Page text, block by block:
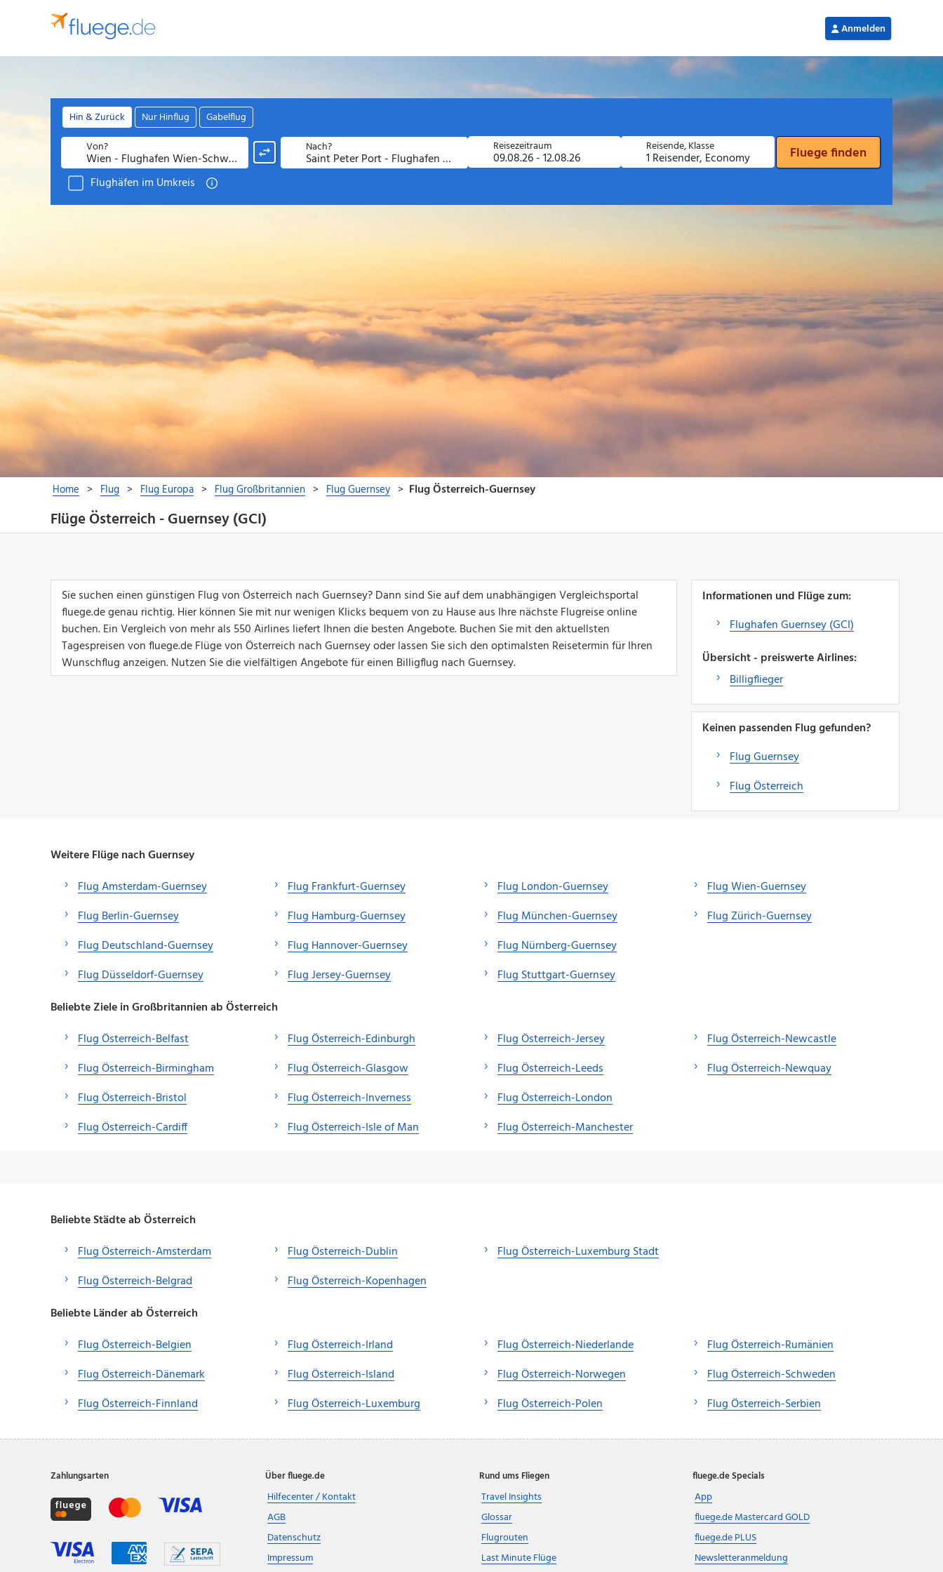
Flüge Österreich - Guernsey (GCI)
Sie suchen einen günstigen Flug von Österreich nach Guernsey? Dann sind Sie auf dem unabhängigen Vergleichsportal
fluege.de genau richtig. Hier können Sie mit nur wenigen Klicks bequem von zu Hause aus Ihre nächste Flugreise online
buchen. Ein Vergleich von mehr als 550 Airlines liefert Ihnen die besten Angebote. Buchen Sie mit den aktuellsten
Tagespreisen von fluege.de Flüge von Österreich nach Guernsey oder lassen Sie sich den optimalsten Reisetermin für Ihren
Wunschflug anzeigen. Nutzen Sie die vielfältigen Angebote für einen Billigflug nach Guernsey.
Informationen und Flüge zum:
Flughafen Guernsey (GCI)
Übersicht - preiswerte Airlines:
Billigflieger
Keinen passenden Flug gefunden?
Flug Guernsey
Flug Österreich
Weitere Flüge nach Guernsey
Flug Amsterdam-Guernsey
Flug Berlin-Guernsey
Flug Deutschland-Guernsey
Flug Düsseldorf-Guernsey
Flug Frankfurt-Guernsey
Flug Hamburg-Guernsey
Flug Hannover-Guernsey
Flug Jersey-Guernsey
Flug London-Guernsey
Flug München-Guernsey
Flug Nürnberg-Guernsey
Flug Stuttgart-Guernsey
Flug Wien-Guernsey
Flug Zürich-Guernsey
Beliebte Ziele in Großbritannien ab Österreich
Flug Österreich-Belfast
Flug Österreich-Birmingham
Flug Österreich-Bristol
Flug Österreich-Cardiff
Flug Österreich-Edinburgh
Flug Österreich-Glasgow
Flug Österreich-Inverness
Flug Österreich-Isle of Man
Flug Österreich-Jersey
Flug Österreich-Leeds
Flug Österreich-London
Flug Österreich-Manchester
Flug Österreich-Newcastle
Flug Österreich-Newquay
Beliebte Städte ab Österreich
Flug Österreich-Amsterdam
Flug Österreich-Belgrad
Flug Österreich-Dublin
Flug Österreich-Kopenhagen
Flug Österreich-Luxemburg Stadt
Beliebte Länder ab Österreich
Flug Österreich-Belgien
Flug Österreich-Dänemark
Flug Österreich-Finnland
Flug Österreich-Irland
Flug Österreich-Island
Flug Österreich-Luxemburg
Flug Österreich-Niederlande
Flug Österreich-Norwegen
Flug Österreich-Polen
Flug Österreich-Rumänien
Flug Österreich-Schweden
Flug Österreich-Serbien